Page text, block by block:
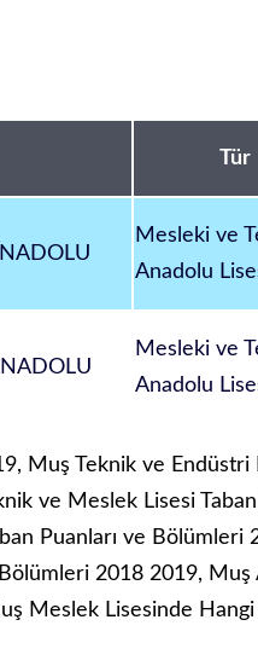
Tür
Mesleki ve
Anadolu
Mesleki ve
Anadolu
Muş Teknik ve Endüstri
ve Meslek Lisesi
Puanları ve Bölümleri
2018 2019, Muş
Meslek Lisesinde